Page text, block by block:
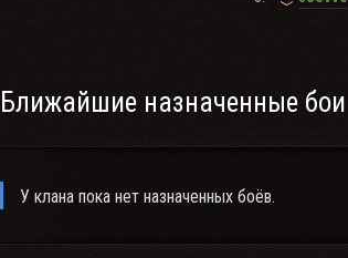
Ближайшие назначенные бои
У клана пока нет назначенных боёв.